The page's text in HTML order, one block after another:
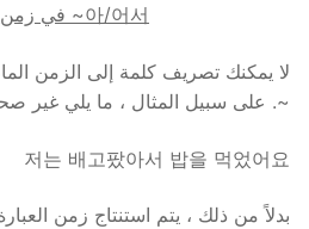
아/어서~ في زمن الماضي
~. على سبيل المثال ، ما يلي غير
저는 배고팠아서 밥을 먹었어요
بدلاً من ذلك ، يتم استنتاج زمن